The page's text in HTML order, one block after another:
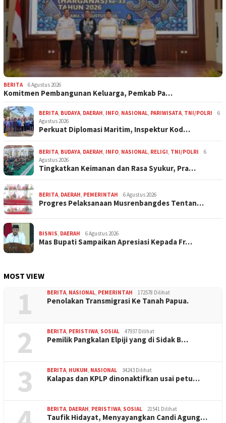
BERITA 6 Agustus 2026
Komitmen Pembangunan Keluarga, Pemkab Pa…
BERITA BUDAYA DAERAH INFO NASIONAL PARIWISATA TNI/POLRI
6
Agustus 2026
Perkuat Diplomasi Maritim, Inspektur Kod…
BERITA BUDAYA DAERAH INFO NASIONAL RELIGI TNI/POLRI
6
Agustus 2026
Tingkatkan Keimanan dan Rasa Syukur, Pra…
BERITA DAERAH PEMERINTAH 6 Agustus 2026
Progres Pelaksanaan Musrenbangdes Tentan…
BISNIS DAERAH 6 Agustus 2026
Mas Bupati Sampaikan Apresiasi Kepada Fr…
MOST VIEW
1 BERITA NASIONAL PEMERINTAH 172578 Dilihat
Penolakan Transmigrasi Ke Tanah Papua.
2 BERITA PERISTIWA SOSIAL 47937 Dilihat
Pemilik Pangkalan Elpiji yang di Sidak B…
3 BERITA HUKUM NASIONAL 34243 Dilihat
Kalapas dan KPLP dinonaktifkan usai petu…
BERITA DAERAH PERISTIWA SOSIAL 21541 Dilihat
Taufik Hidayat, Menyayangkan Candi Agung…